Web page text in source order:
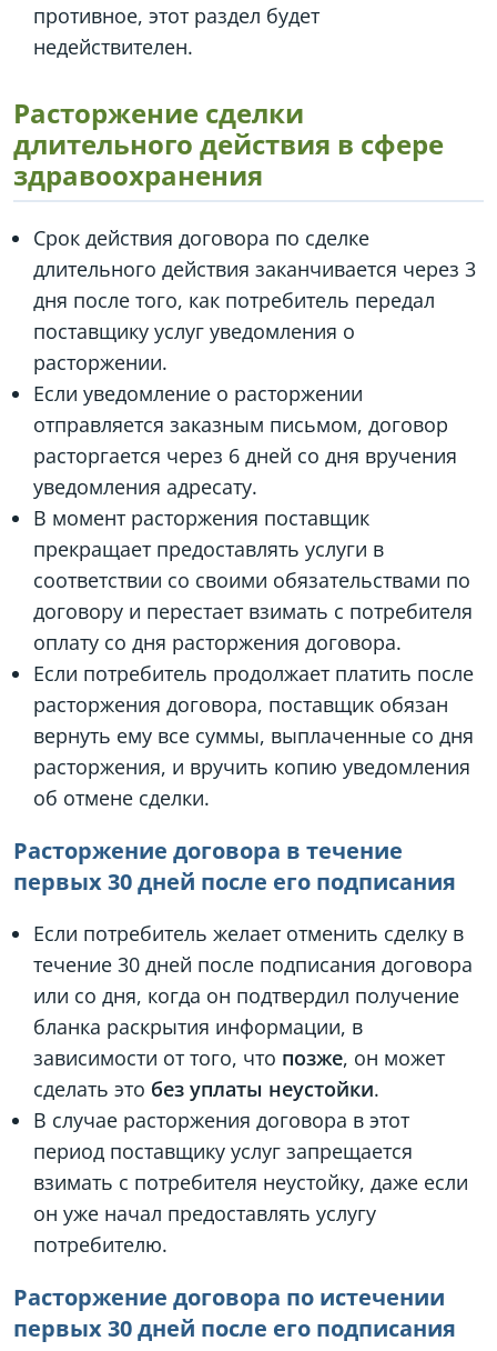
противное, этот раздел будет
недействителен.
Расторжение сделки
длительного действия в сфере
здравоохранения
Срок действия договора по сделке
длительного действия заканчивается через 3
дня после того, как потребитель передал
поставщику услуг уведомления о
расторжении.
Если уведомление о расторжении
отправляется заказным письмом, договор
расторгается через 6 дней со дня вручения
уведомления адресату.
В момент расторжения поставщик
прекращает предоставлять услуги в
соответствии со своими обязательствами по
договору и перестает взимать с потребителя
оплату со дня расторжения договора.
Если потребитель продолжает платить после
расторжения договора, поставщик обязан
вернуть ему все суммы, выплаченные со дня
расторжения, и вручить копию уведомления
об отмене сделки.
Расторжение договора в течение
первых 30 дней после его подписания
Если потребитель желает отменить сделку в
течение 30 дней после подписания договора
или со дня, когда он подтвердил получение
бланка раскрытия информации, в
зависимости от того, что позже, он может
сделать это без уплаты неустойки.
В случае расторжения договора в этот
период поставщику услуг запрещается
взимать с потребителя неустойку, даже если
он уже начал предоставлять услугу
потребителю.
Расторжение договора по истечении
первых 30 дней после его подписания